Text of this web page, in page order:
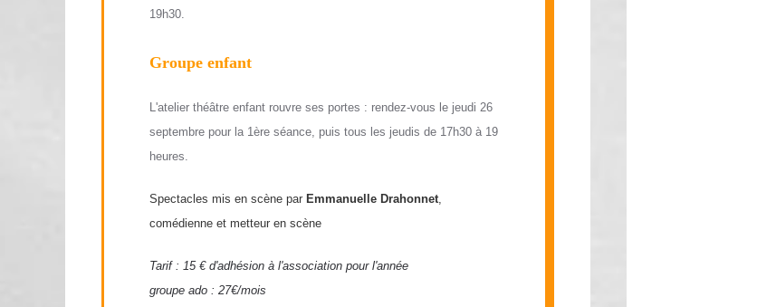
19h30.
Groupe enfant
L'atelier théâtre enfant rouvre ses portes : rendez-vous le jeudi 26
septembre pour la 1ère séance, puis tous les jeudis de 17h30 à 19
heures.
Spectacles mis en scène par Emmanuelle Drahonnet
comédienne et metteur en scène
Tarif : 15 € d'adhésion à l'association pour l'année
groupe ado : 27€/mois